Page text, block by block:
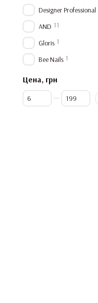
Designer Professional
AND 11
Gloris 1
Bee Nails 1
Цена, грн
От Цена, грн
До Цена, грн